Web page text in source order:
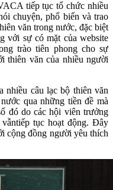
tiếp tục tổ chức nhiều
chuyện, phổ biến và trao
văn trong nước, đặc biệt
với sự có mặt của website
trào tiên phong cho sự
thiên văn của nhiều người
nhiều câu lạc bộ thiên văn
qua những tiền đề mà
đó do các hội viên trưởng
tục hoạt động. Đây
cộng đồng người yêu thích